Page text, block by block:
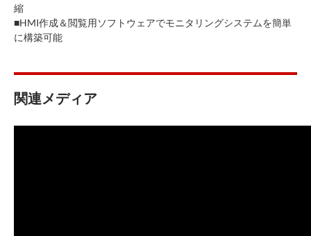
縮
■HMI作成＆閲覧用ソフトウェアでモニタリングシステムを簡単
に構築可能
関連メディア